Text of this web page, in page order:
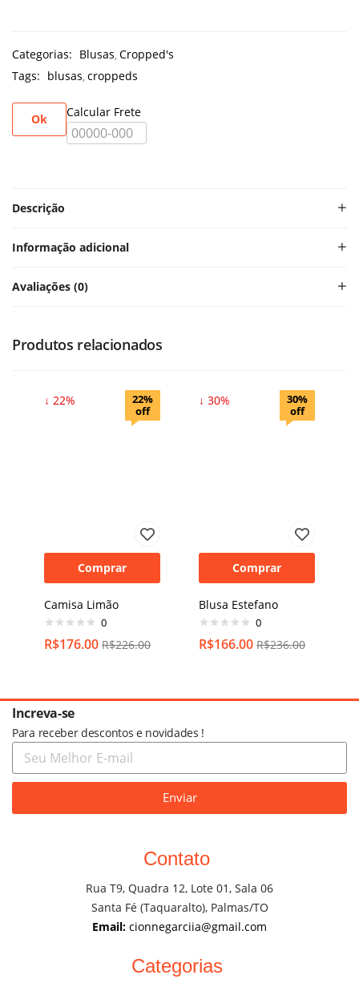
Categorias: Blusas Cropped's
Tags: blusas croppeds
Calcular Frete
Ok
Descrição
Informação adicional
Avaliações (0)
Produtos relacionados
22%
off
↓ 22%
Comprar
Camisa Limão
0
R$176.00 R$226.00
30%
off
↓ 30%
Comprar
Blusa Estefano
0
R$166.00 R$236.00
Increva-se
Para receber descontos e novidades !
Enviar
Contato
Rua T9, Quadra 12, Lote 01, Sala 06
Santa Fé (Taquaralto), Palmas/TO
Email: cionnegarciia@gmail.com
Categorias